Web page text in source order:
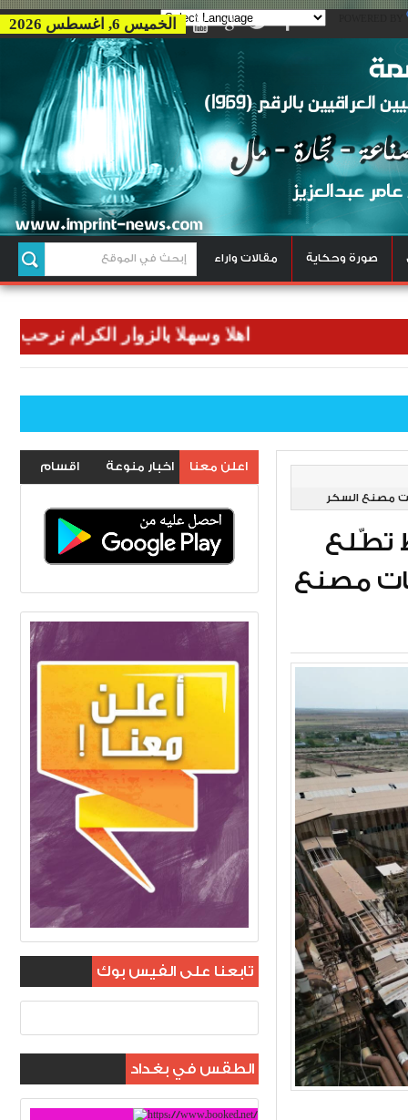
الخميس 6, اغسطس 2026
صورة وحكاية مقالات واراء
اهلا وسهلا بالزوار الكرام نرحب بكم
خدمات مصنع السكر
تطّلع
مصنع
اعلن معنا اخبار منوعة
اقسام
تابعنا على الفيس بوك
الطقس في بغداد